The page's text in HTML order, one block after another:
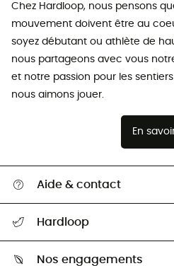
Chez Hardloop, nous pensons
mouvement doivent être au
soyez débutant ou athlète de
nous partageons avec vous
et notre passion pour les
nous aimons jouer.
En
Aide & contact
Retour & remboursement
Guide des tailles
Hardloop
Nos engagements